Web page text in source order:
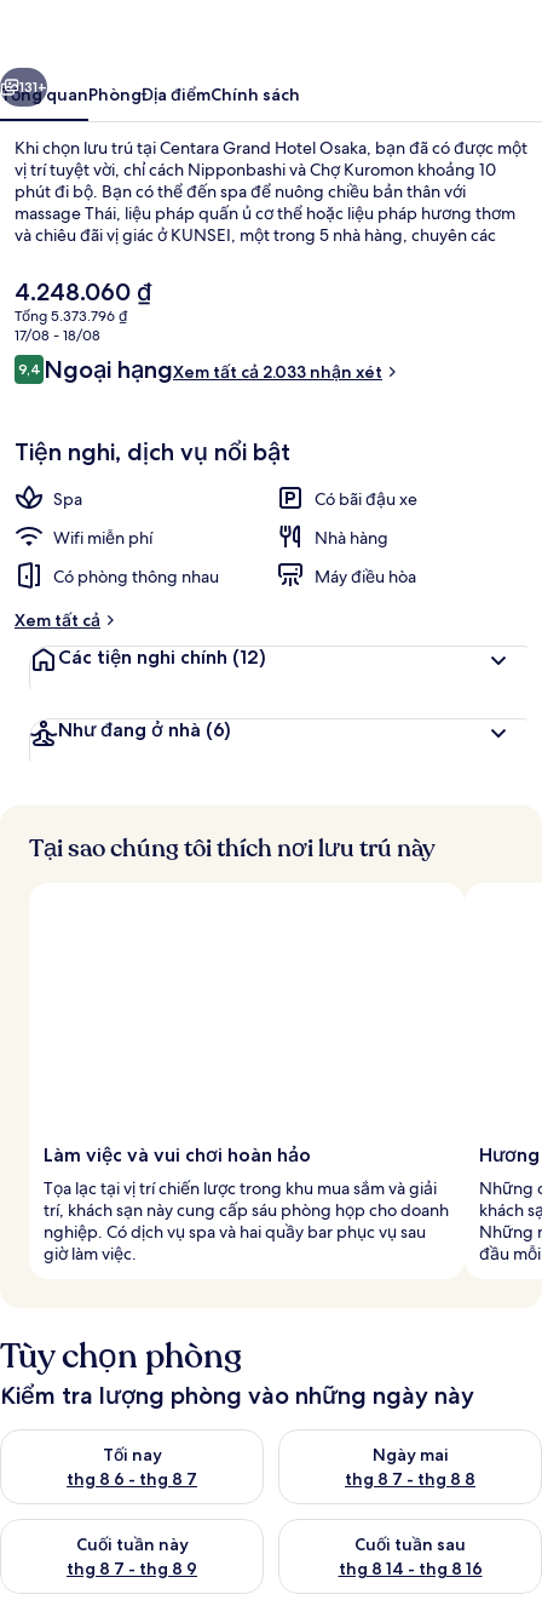
Tiếp
131+
Tổng quanPhòngĐịa điểmChính sách
Khi chọn lưu trú tại Centara Grand Hotel Osaka, bạn đã có được một
vị trí tuyệt vời, chỉ cách Nipponbashi và Chợ Kuromon khoảng 10
phút đi bộ. Bạn có thể đến spa để nuông chiều bản thân với
massage Thái, liệu pháp quấn ủ cơ thể hoặc liệu pháp hương thơm
và chiêu đãi vị giác ở KUNSEI, một trong 5 nhà hàng, chuyên các
trọng này cũng chỉ cách Biển quảng cáo Dotonbori Glico và Tháp
Tsutenkaku 15 phút đi bộ. Nhân viên nhiệt tình và địa điểm là những
điều được du khách đánh giá cao. Nơi lưu trú nằm cách dịch vụ giao
thông công cộng một quãng đi bộ ngắn: cách Ga Namba (Nankai) 5
phút và Ga Imaimiyaebisu 8 phút.
Giá
hiện
tại
là
4.248.060 ₫
4.248.060 ₫
Tổng 5.373.796 ₫
17/08 - 18/08
Nhận
xét
9,49,4 trên 10,
Ngoại hạngXem tất cả 2.033 nhận xét
Tiện nghi, dịch vụ nổi bật
Spa
Có bãi đậu xe
Wifi miễn phí
Nhà hàng
Có phòng thông nhau
Máy điều hòa
Xem tất cả
Các tiện nghi chính (12)
Như đang ở nhà (6)
Tại sao chúng tôi thích nơi lưu trú này
Làm việc và vui chơi hoàn hảo
Tọa lạc tại vị trí chiến lược trong khu mua sắm và giải
trí, khách sạn này cung cấp sáu phòng họp cho doanh
nghiệp. Có dịch vụ spa và hai quầy bar phục vụ sau
giờ làm việc.
Những
khách
Những
đầu
Tùy chọn phòng
Kiểm tra lượng phòng vào những ngày này
Tối nay
thg 8 6 - thg 8 7
Kiểm tra lượng phòng tối nay từ thg 8 6 - thg 8 7
Ngày mai
thg 8 7 - thg 8 8
Kiểm tra lượng phòng ngày
Cuối tuần này
thg 8 7 - thg 8 9
Kiểm tra lượng phòng cuối tuần này từ thg 8 7 - thg 8 9
Cuối tuần sau
thg 8 14 - thg 8 16
Kiểm tra lượng phòng cuối